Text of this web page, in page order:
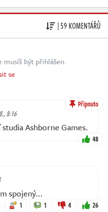
| 59 KOMENTÁŘŮ
musíš být přihlášen.
se
Připnuto
8:16
Ashborne Games.
48
spojený...
1 1 4 26